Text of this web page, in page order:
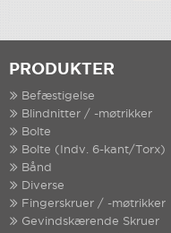
PRODUKTER
Befæstigelse
Blindnitter / -møtrikker
Bolte
Bolte (Indv. 6-kant/Torx)
Bånd
Diverse
Fingerskruer / -møtrikker
Gevindskærende Skruer